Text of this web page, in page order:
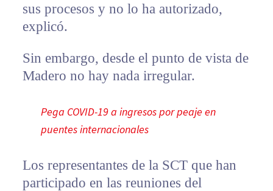
sus procesos y no lo ha autorizado,
explicó.
Sin embargo, desde el punto de vista de
Madero no hay nada irregular.
Pega COVID-19 a ingresos por peaje en
puentes internacionales
Los representantes de la SCT que han
participado en las reuniones del